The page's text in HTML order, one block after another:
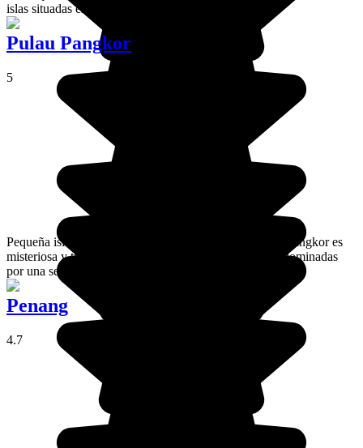
islas situadas entre Malasia y Filipinas.
Pulau Pangkor
5
Pequeña isla del litoral oeste, no muy lejos de la costa, Pangkor es
misteriosa y tranquila, con sus playas de arena dorada dominadas
por una selva impresionante.
Penang
4.7